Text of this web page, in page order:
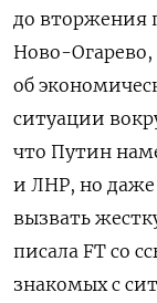
до вторжения
Ново-Огарево,
об
ситуации
что Путин
и ЛНР, но
вызвать
писала FT со
знакомых с